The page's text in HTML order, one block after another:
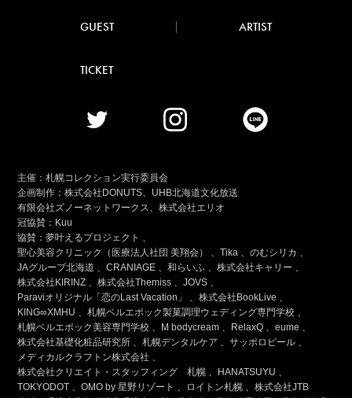
GUEST ARTIST
TICKET
主催：札幌コレクション実行委員会
企画制作：株式会社DONUTS、UHB北海道文化放送
有限会社ズノーネットワークス、株式会社エリオ
冠協賛： Kuu
協賛：夢叶えるプロジェクト 、
聖心美容クリニック（医療法人社団 美翔会） 、Tika 、のむシリカ 、
JAグループ北海道 、CRANIAGE 、和らいふ 、株式会社キャリー 、
株式会社KIRINZ 、株式会社Themiss 、JOVS 、
Paraviオリジナル「恋のLast Vacation」 、株式会社BookLive 、
KING∞XMHU 、札幌ベルエポック製菓調理ウェディング専門学校 、
札幌ベルエポック美容専門学校 、
M bodycream 、 RelaxQ 、eume 、
株式会社基礎化粧品研究所 、札幌デンタルケア 、サッポロビール 、
メディカルクラフトン株式会社 、
株式会社クリエイト・スタッフィング 札幌 、
HANATSUYU 、
TOKYODOT 、OMO by 星野リゾート 、 ロイトン札幌 、株式会社JTB